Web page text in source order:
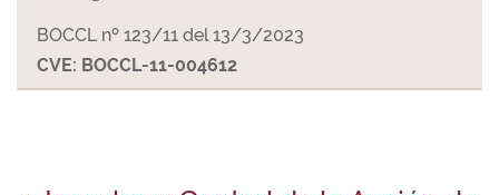
BOCCL nº 123/11 del 13/3/2023
CVE: BOCCL-11-004612